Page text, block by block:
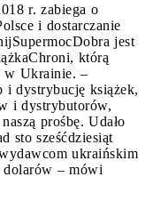
r. zabiega o
i dostarczanie
jest
którą
w Ukrainie. –
i dystrybucję książek,
i dystrybutorów,
prośbę. Udało
sto sześćdziesiąt
ukraińskim
dolarów – mówi